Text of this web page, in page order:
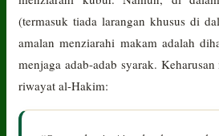
(termasuk tiada larangan khusus di
amalan menziarahi makam adalah
menjaga adab-adab syarak.
riwayat al-Hakim: